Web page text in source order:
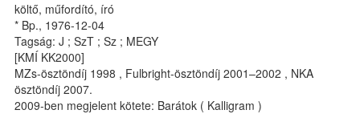
költő, műfordító, író
* Bp., 1976-12-04
Tagság: J ; SzT ; Sz ; MEGY
[KMÍ KK2000]
MZs-ösztöndíj 1998 , Fulbright-ösztöndíj 2001–2002 , NKA
ösztöndíj 2007.
2009-ben megjelent kötete: Barátok ( Kalligram )